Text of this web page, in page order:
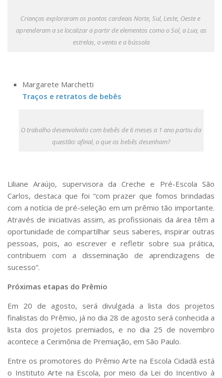
Terceira Idade
Sobre o Campus
Notícias e Eventos
Telefones e E-mails
Enviar Mensagem
Ouvidoria do Campus
Crianças exploraram os pontos cardeais Norte, Sul, Leste, Oeste e
aprenderam a se localizar a partir de elementos como o Sol, a Lua, as
estrelas, o vento e a bússola
Margarete Marchetti
Traços e retratos de bebês
O trabalho desenvolvido com bebês de 6 meses a 1 ano partiu da
questão: afinal, o que os bebês desenham?
Liliane Araújo, supervisora da Creche e Pré-Escola São
Carlos, destaca que foi “com prazer que fomos brindadas
com a notícia de pré-seleção em um prêmio tão importante.
Através de iniciativas assim, as profissionais da área têm a
oportunidade de compartilhar seus saberes, inspirar outras
pessoas, pois, ao escrever e refletir sobre sua prática,
contribuem com a disseminação de aprendizagens de
sucesso”.
Próximas etapas do Prêmio
Em 20 de agosto, será divulgada a lista dos projetos
finalistas do Prêmio, já no dia 28 de agosto será conhecida a
lista dos projetos premiados, e no dia 25 de novembro
acontece a Cerimônia de Premiação, em São Paulo.
Entre os promotores do Prêmio Arte na Escola Cidadã está
o Instituto Arte na Escola, por meio da Lei do Incentivo à